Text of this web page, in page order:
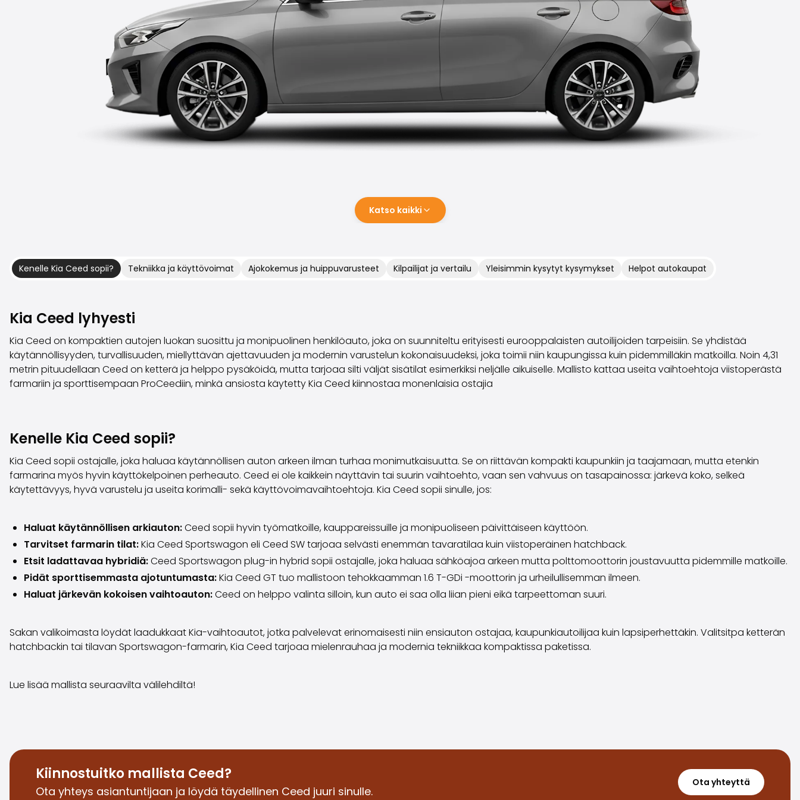
Katso kaikki
Kenelle Kia Ceed sopii? Tekniikka ja käyttövoimat Ajokokemus ja huippuvarusteet Kilpailijat ja vertailu Yleisimmin kysytyt kysymykset Helpot autokaupat
Kia Ceed lyhyesti
Kia Ceed on kompaktien autojen luokan suosittu ja monipuolinen henkilöauto, joka on suunniteltu erityisesti eurooppalaisten autoilijoiden tarpeisiin. Se yhdistää
käytännöllisyyden, turvallisuuden, miellyttävän ajettavuuden ja modernin varustelun kokonaisuudeksi, joka toimii niin kaupungissa kuin pidemmilläkin matkoilla. Noin 4,31
metrin pituudellaan Ceed on ketterä ja helppo pysäköidä, mutta tarjoaa silti väljät sisätilat esimerkiksi neljälle aikuiselle. Mallisto kattaa useita vaihtoehtoja viistoperästä
farmariin ja sporttisempaan ProCeediin, minkä ansiosta käytetty Kia Ceed kiinnostaa monenlaisia ostajia
Kenelle Kia Ceed sopii?
Kia Ceed sopii ostajalle, joka haluaa käytännöllisen auton arkeen ilman turhaa monimutkaisuutta. Se on riittävän kompakti kaupunkiin ja taajamaan, mutta etenkin
farmarina myös hyvin käyttökelpoinen perheauto. Ceed ei ole kaikkein näyttävin tai suurin vaihtoehto, vaan sen vahvuus on tasapainossa: järkevä koko, selkeä
käytettävyys, hyvä varustelu ja useita korimalli- sekä käyttövoimavaihtoehtoja. Kia Ceed sopii sinulle, jos:
Haluat käytännöllisen arkiauton:Ceed sopii hyvin työmatkoille, kauppareissuille ja monipuoliseen päivittäiseen käyttöön.
Tarvitset farmarin tilat:Kia Ceed Sportswagon eli Ceed SW tarjoaa selvästi enemmän tavaratilaa kuin viistoperäinen hatchback.
Etsit ladattavaa hybridiä:Ceed Sportswagon plug-in hybrid sopii ostajalle, joka haluaa sähköajoa arkeen mutta polttomoottorin joustavuutta pidemmille matkoille.
Pidät sporttisemmasta ajotuntumasta:Kia Ceed GT tuo mallistoon tehokkaamman 1.6 T-GDi -moottorin ja urheilullisemman ilmeen.
Haluat järkevän kokoisen vaihtoauton:Ceed on helppo valinta silloin, kun auto ei saa olla liian pieni eikä tarpeettoman suuri.
Sakan valikoimasta löydät laadukkaat Kia-vaihtoautot, jotka palvelevat erinomaisesti niin ensiauton ostajaa, kaupunkiautoilijaa kuin lapsiperhettäkin. Valitsitpa ketterän
hatchbackin tai tilavan Sportswagon-farmarin, Kia Ceed tarjoaa mielenrauhaa ja modernia tekniikkaa kompaktissa paketissa.
Lue lisää mallista seuraavilta välilehdiltä!
Kiinnostuitko mallista Ceed?
Ota yhteys asiantuntijaan ja löydä täydellinen Ceed juuri sinulle.
Ota yhteyttä